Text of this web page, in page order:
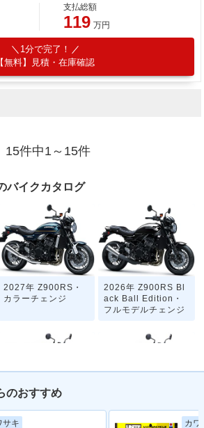
支払総額
119 万円
1分で完了！
【無料】見積・在庫確認
15件中1～15件
バイクカタログ
2027年 Z900RS・
カラーチェンジ
2026年 Z900RS Bl
ack Ball Edition・
フルモデルチェンジ
2025年 Z900RS・
2024年 Z900RS Ye
のおすすめ
サキ カワ